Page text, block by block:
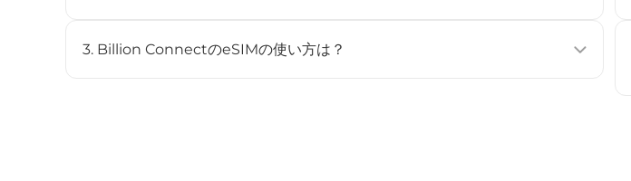
デジタルSIMです。対応デバイスに内蔵されており、複数のプロファイルを保存するこ
3. Billion ConnectのeSIMの使い方は？